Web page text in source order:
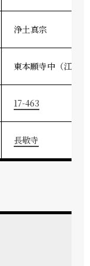
浄土真宗
東本願寺中（江戸）
17-463
長敬寺